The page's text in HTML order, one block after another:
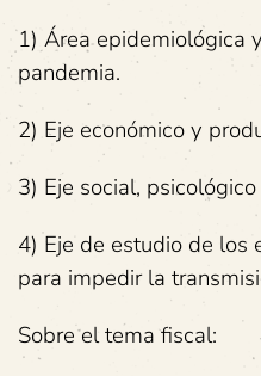
1) Área epidemiológica
pandemia.
2) Eje económico y
3) Eje social,
4) Eje de estudio de los
para impedir la
Sobre el tema fiscal: